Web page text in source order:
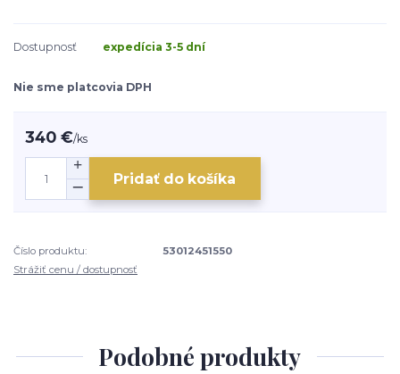
Dostupnosť expedícia 3-5 dní
Nie sme platcovia DPH
340 €/ks
Pridať do košíka
Číslo produktu:
53012451550
Strážiť cenu / dostupnosť
Podobné produkty